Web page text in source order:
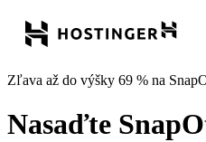
Zľava až do výšky 69 % na
Nasaďte